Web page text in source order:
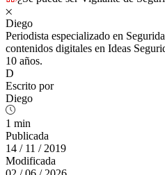
Diego
Periodista especializado en
contenidos digitales en Ideas
10 años.
D
Escrito por
Diego
1 min
Publicada
14 / 11 / 2019
Modificada